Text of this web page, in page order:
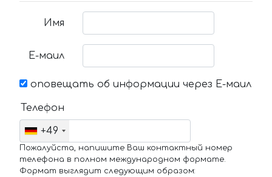
Имя
Е-маил
оповещать об информации через Е-маил
Телефон
+49
Пожалуйста, напишите Ваш контактный номер
телефона в полном международном формате.
Формат выглядит следующим образом: